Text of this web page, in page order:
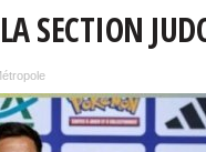
SECTION